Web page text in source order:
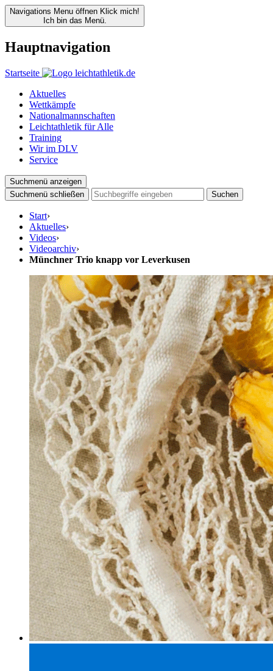
Navigations Menu öffnen Klick mich!
Ich bin das Menü.
Hauptnavigation
Startseite
Aktuelles
Wettkämpfe
Nationalmannschaften
Leichtathletik für Alle
Training
Wir im DLV
Service
Suchmenü anzeigen
Suchmenü schließen
Suchen
Start›
Aktuelles›
Videos›
Videoarchiv›
Münchner Trio knapp vor Leverkusen